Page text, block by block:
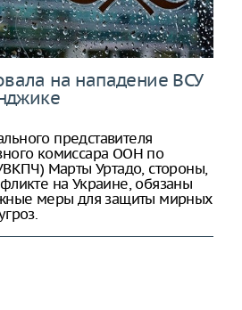
на нападение ВСУ
представителя
комиссара ООН по
Марты Уртадо, стороны,
на Украине, обязаны
меры для защиты мирных